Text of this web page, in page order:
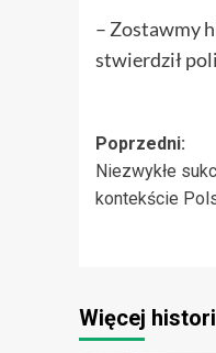
– Zostawmy
stwierdził
Zobacz
wpisy
Poprzedni:
Niezwykłe
kontekście
Więcej